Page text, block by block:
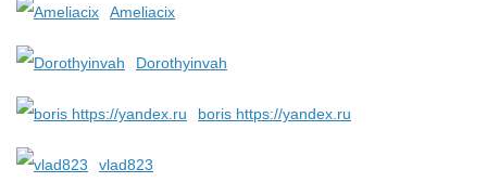
Ameliacix
Dorothyinvah
boris https://yandex.ru
vlad823